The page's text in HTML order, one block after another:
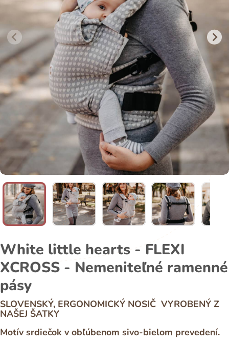
White little hearts - FLEXI
XCROSS - Nemeniteľné ramenné
pásy
SLOVENSKÝ, ERGONOMICKÝ NOSIČ VYROBENÝ Z
NAŠEJ ŠATKY
Motív srdiečok v obľúbenom sivo-bielom prevedení.